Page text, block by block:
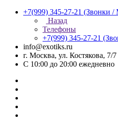
+7(999) 345-27-21 (Звонки /
Назад
Телефоны
+7(999) 345-27-21
info@exotiks.ru
г. Москва, ул. Костякова, 7/
С 10:00 до 20:00 ежедневно